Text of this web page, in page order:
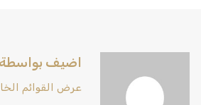
اضيف
عرض القوائم